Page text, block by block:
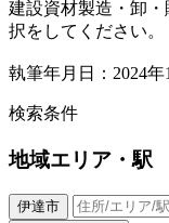
建設資材製造・卸
択をしてください。
執筆年月日：2024年
検索条件
地域エリア・駅
伊達市